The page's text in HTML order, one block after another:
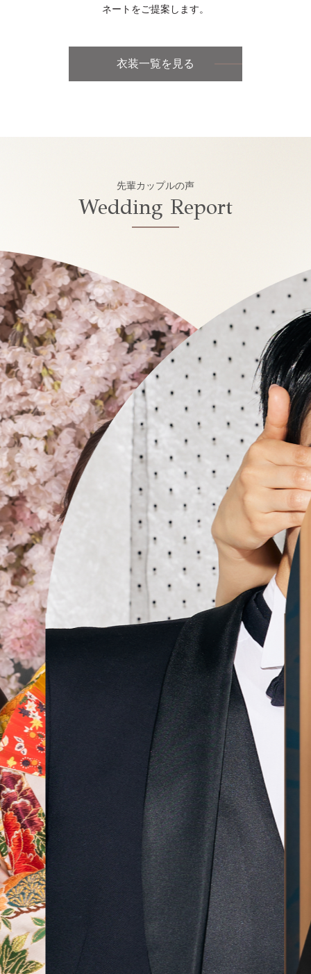
無料相談予約
来店・オンライン
ネートをご提案します。
衣装一覧を見る
先輩カップルの声
Wedding Report
に入
最後
た！